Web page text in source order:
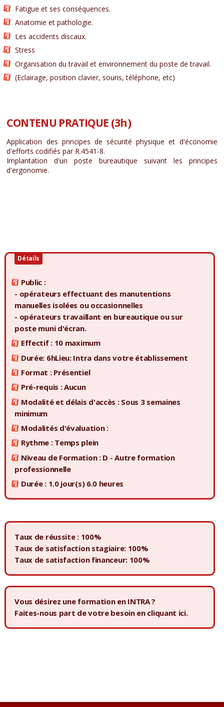
Fatigue et ses conséquences.
Anatomie et pathologie.
Les accidents discaux.
Stress
Organisation du travail et environnement du poste de travail.
(Eclairage, position clavier, souris, téléphone, etc)
CONTENU PRATIQUE (3h)
Application des principes de sécurité physique et d'économie
d'efforts codifiés par R.4541-8.
Implantation d'un poste bureautique suivant les principes
d'ergonomie.
Détails
Public :
- opérateurs effectuant des manutentions
manuelles isolées ou occasionnelles
- opérateurs travaillant en bureautique ou sur
poste muni d'écran.
Effectif : 10 maximum
Durée: 6hLieu: Intra dans votre établissement
Format : Présentiel
Pré-requis : Aucun
Modalité et délais d'accès : Sous 3 semaines
minimum
Modalités d'évaluation :
Rythme : Temps plein
Niveau de Formation : D - Autre formation
professionnelle
Durée : 1.0 jour(s) 6.0 heures
Taux de réussite : 100%
Taux de satisfaction stagiaire: 100%
Taux de satisfaction financeur: 100%
Vous désirez une formation en INTRA ?
Faites-nous part de votre besoin en cliquant ici.